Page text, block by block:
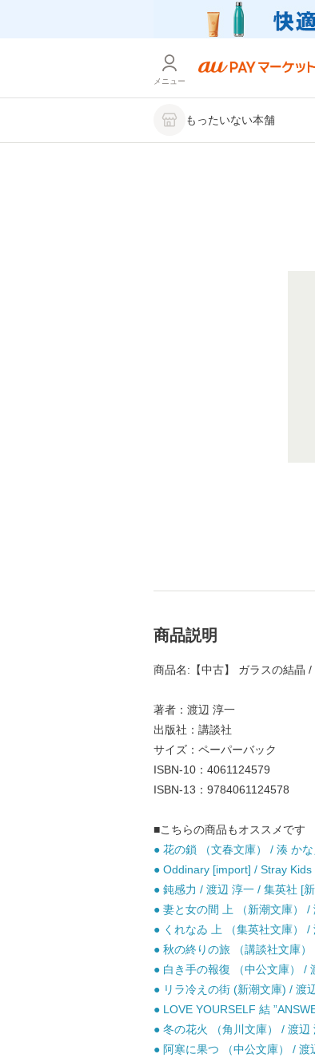
メニュー
もったいない本舗
商品説明
商品名:【中古】 ガラスの結晶
著者：渡辺 淳一
出版社：講談社
サイズ：ペーパーバック
ISBN-10：4061124579
ISBN-13：9784061124578
■こちらの商品もオススメです
● 花の鎖 （文春文庫） / 湊 か
● Oddinary [import] / Stray
● 鈍感力 / 渡辺 淳一 / 集英社 [
● 妻と女の間 上 （新潮文庫）
● くれなゐ 上 （集英社文庫）
● 秋の終りの旅 （講談社文庫
● 白き手の報復 （中公文庫） /
● リラ冷えの街 (新潮文庫) / 渡
● LOVE YOURSELF 結
● 冬の花火 （角川文庫） / 渡辺
● 阿寒に果つ （中公文庫） /